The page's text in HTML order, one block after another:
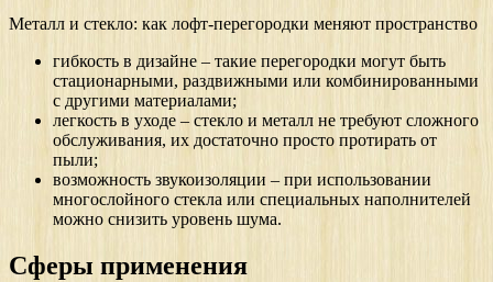
Металл и стекло: как лофт-перегородки меняют пространство
гибкость в дизайне – такие перегородки могут быть
стационарными, раздвижными или комбинированными
с другими материалами;
легкость в уходе – стекло и металл не требуют сложного
обслуживания, их достаточно просто протирать от
пыли;
возможность звукоизоляции – при использовании
многослойного стекла или специальных наполнителей
можно снизить уровень шума.
Сферы применения